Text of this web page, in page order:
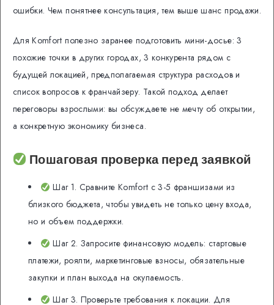
ошибки. Чем понятнее консультация, тем выше шанс продажи.
Для Komfort полезно заранее подготовить мини-досье: 3
похожие точки в других городах, 3 конкурента рядом с
будущей локацией, предполагаемая структура расходов и
список вопросов к франчайзеру. Такой подход делает
переговоры взрослыми: вы обсуждаете не мечту об открытии,
а конкретную экономику бизнеса.
Пошаговая проверка перед заявкой
Шаг 1. Сравните Komfort с 3-5 франшизами из
близкого бюджета, чтобы увидеть не только цену входа,
но и объем поддержки.
Шаг 2. Запросите финансовую модель: стартовые
платежи, роялти, маркетинговые взносы, обязательные
закупки и план выхода на окупаемость.
Шаг 3. Проверьте требования к локации. Для